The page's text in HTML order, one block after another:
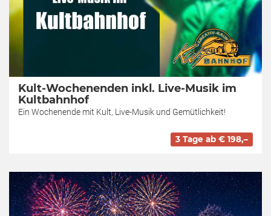
Kult-Wochenenden inkl. Live-Musik im
Kultbahnhof
Ein Wochenende mit Kult, Live-Musik und Gemütlichkeit!
3 Tage ab € 198,–